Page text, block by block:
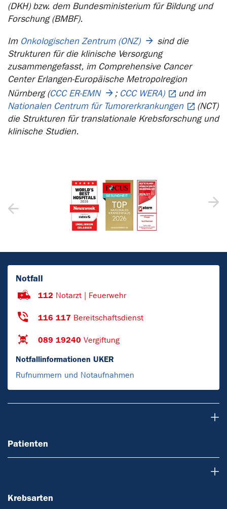
(DKH) bzw. dem Bundesministerium für Bildung und
Forschung (BMBF).
Im Onkologischen Zentrum (ONZ)
sind die
Strukturen für die klinische Versorgung
zusammengefasst, im Comprehensive Cancer
Center Erlangen-Europäische Metropolregion
Nürnberg (CCC ER-EMN ; CCC WERA)
und im
Nationalen Centrum für Tumorerkrankungen
(NCT)
die Strukturen für translationale Krebsforschung und
klinische Studien.
Notfall
112 Notarzt | Feuerwehr
116 117 Bereitschaftsdienst
089 19240 Vergiftung
Notfallinformationen UKER
Rufnummern und Notaufnahmen
Patienten
Krebsarten